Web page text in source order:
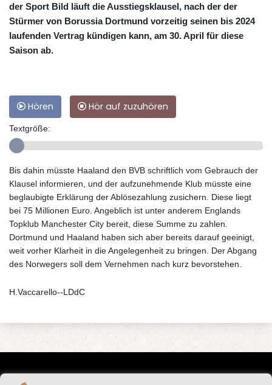
der Sport Bild läuft die Ausstiegsklausel, nach der der
Stürmer von Borussia Dortmund vorzeitig seinen bis 2024
laufenden Vertrag kündigen kann, am 30. April für diese
Saison ab.
Hören Hör auf zuzuhören
Textgröße:
Bis dahin müsste Haaland den BVB schriftlich vom Gebrauch der
Klausel informieren, und der aufzunehmende Klub müsste eine
beglaubigte Erklärung der Ablösezahlung zusichern. Diese liegt
bei 75 Millionen Euro. Angeblich ist unter anderem Englands
Topklub Manchester City bereit, diese Summe zu zahlen.
Dortmund und Haaland haben sich aber bereits darauf geeinigt,
weit vorher Klarheit in die Angelegenheit zu bringen. Der Abgang
des Norwegers soll dem Vernehmen nach kurz bevorstehen.
H.Vaccarello--LDdC